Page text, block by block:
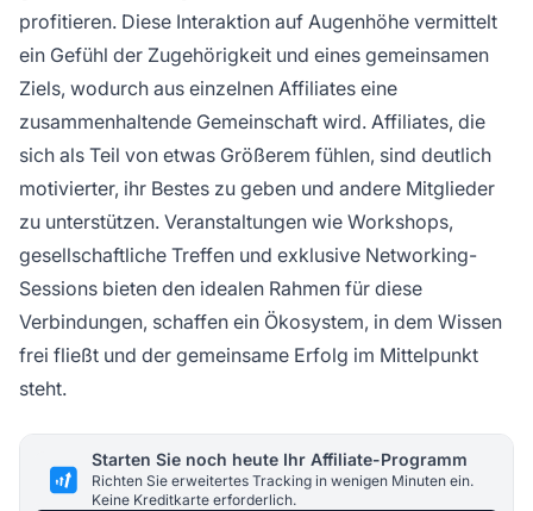
profitieren. Diese Interaktion auf Augenhöhe vermittelt
ein Gefühl der Zugehörigkeit und eines gemeinsamen
Ziels, wodurch aus einzelnen Affiliates eine
zusammenhaltende Gemeinschaft wird. Affiliates, die
sich als Teil von etwas Größerem fühlen, sind deutlich
motivierter, ihr Bestes zu geben und andere Mitglieder
zu unterstützen. Veranstaltungen wie Workshops,
gesellschaftliche Treffen und exklusive Networking-
Sessions bieten den idealen Rahmen für diese
Verbindungen, schaffen ein Ökosystem, in dem Wissen
frei fließt und der gemeinsame Erfolg im Mittelpunkt
steht.
Starten Sie noch heute Ihr Affiliate-Programm
Richten Sie erweitertes Tracking in wenigen Minuten ein.
Keine Kreditkarte erforderlich.